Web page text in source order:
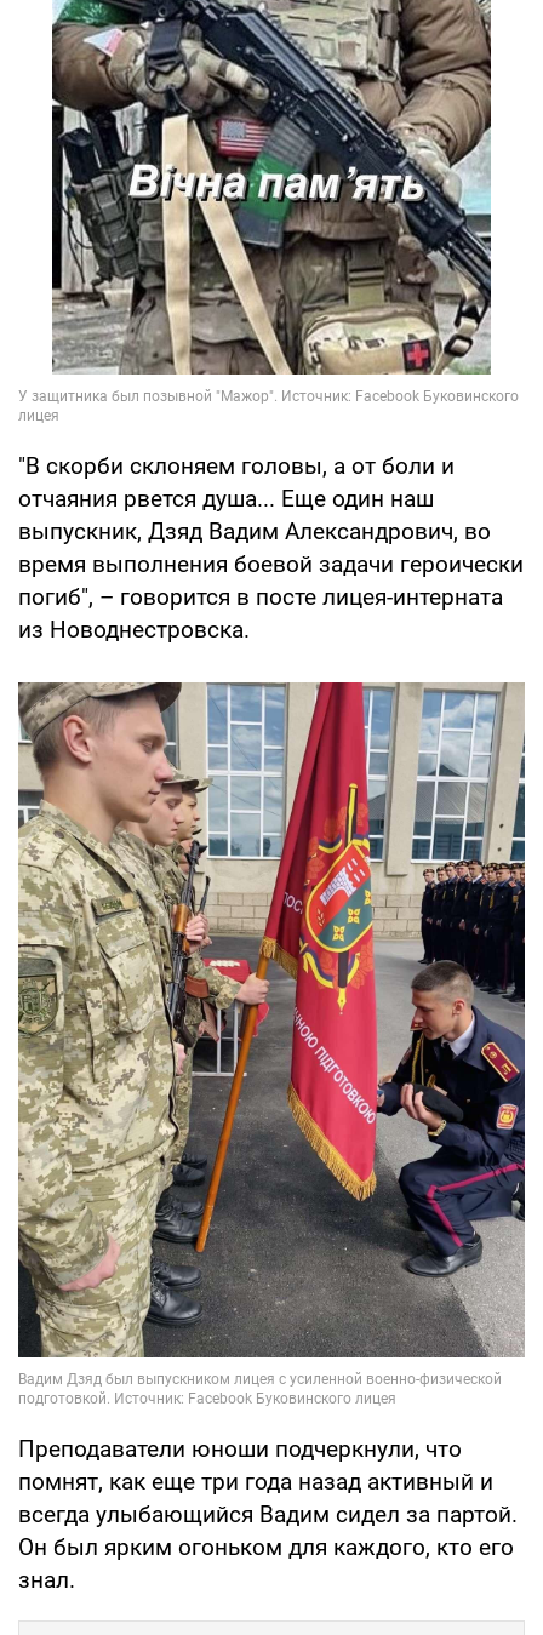
"В скорби склоняем головы, а от боли и
отчаяния рвется душа... Еще один наш
выпускник, Дзяд Вадим Александрович, во
время выполнения боевой задачи героически
погиб", – говорится в посте лицея-интерната
из Новоднестровска.
Преподаватели юноши подчеркнули, что
помнят, как еще три года назад активный и
всегда улыбающийся Вадим сидел за партой.
Он был ярким огоньком для каждого, кто его
знал.